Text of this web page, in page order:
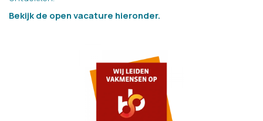
Bekijk de open vacature hieronder.